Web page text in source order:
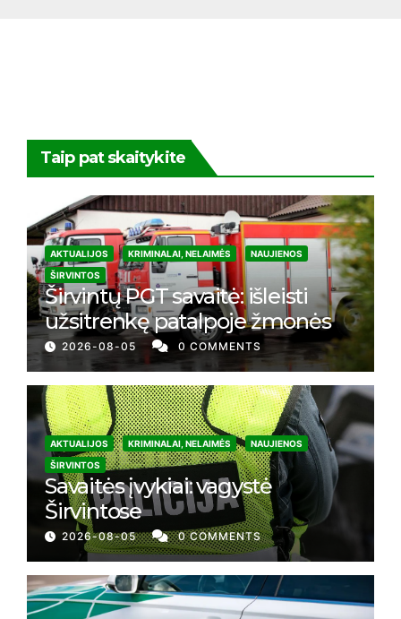
Taip pat skaitykite
AKTUALIJOS KRIMINALAI, NELAIMĖS
NAUJIENOS
ŠIRVINTOS
Širvintų PGT savaitė: išleisti
užsitrenkę patalpoje žmonės
2026-08-05 0 COMMENTS
AKTUALIJOS KRIMINALAI, NELAIMĖS
NAUJIENOS
ŠIRVINTOS
Savaitės įvykiai: vagystė
Širvintose
2026-08-05 0 COMMENTS